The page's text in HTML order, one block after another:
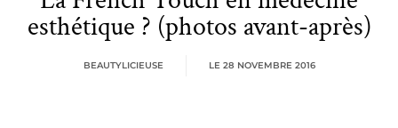
esthétique ? (photos avant-après)
BEAUTYLICIEUSE LE 28 NOVEMBRE 2016